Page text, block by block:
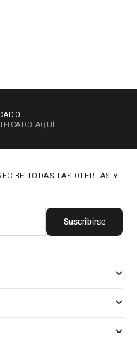
AQUÍ
TODAS LAS OFERTAS Y
Suscribirse